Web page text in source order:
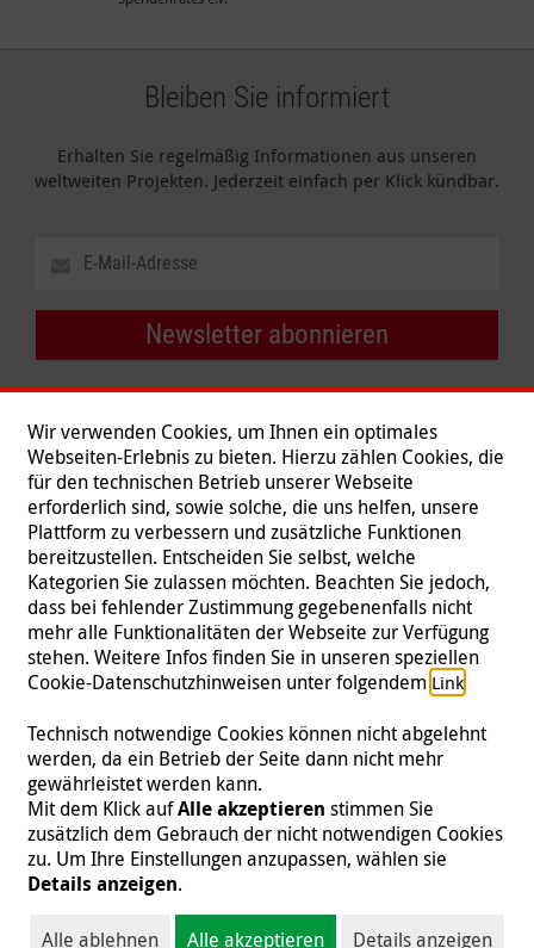
Bleiben Sie informiert
Erhalten Sie regelmäßig Informationen aus unseren
weltweiten Projekten. Jederzeit einfach per Klick kündbar.
Newsletter abonnieren
Folgen Sie uns
Impressum | Datenschutz | Kontakt | Presse
© 2026 Malteser International
Malteser International ist eine Organisationseinheit des Malteser Hilfsdienst
e.V., der als gemeinnützige Organisation von der Körperschafts- und
Wir verwenden Cookies, um Ihnen ein optimales
Webseiten-Erlebnis zu bieten. Hierzu zählen Cookies, die
für den technischen Betrieb unserer Webseite
erforderlich sind, sowie solche, die uns helfen, unsere
Plattform zu verbessern und zusätzliche Funktionen
bereitzustellen. Entscheiden Sie selbst, welche
Kategorien Sie zulassen möchten. Beachten Sie jedoch,
dass bei fehlender Zustimmung gegebenenfalls nicht
mehr alle Funktionalitäten der Webseite zur Verfügung
stehen. Weitere Infos finden Sie in unseren speziellen
Cookie-Datenschutzhinweisen unter folgendem Link.
Technisch notwendige Cookies können nicht abgelehnt
werden, da ein Betrieb der Seite dann nicht mehr
gewährleistet werden kann.
Mit dem Klick aufAlle akzeptieren stimmen Sie
zusätzlich dem Gebrauch der nicht notwendigen Cookies
zu. Um Ihre Einstellungen anzupassen, wählen sie
Details anzeigen.
Alle ablehnen Alle akzeptieren Details anzeigen